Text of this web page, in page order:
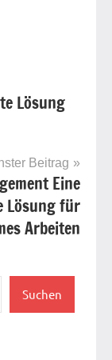
Lösung
Beitrag
Eine
Lösung für
Arbeiten
Suchen